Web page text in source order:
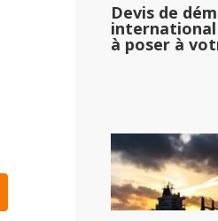
Devis de
international
à poser à